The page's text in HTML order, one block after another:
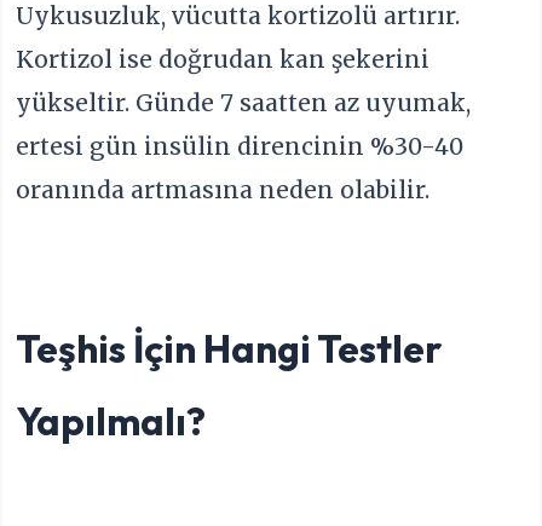
Uykusuzluk, vücutta kortizolü artırır.
Kortizol ise doğrudan kan şekerini
yükseltir. Günde 7 saatten az uyumak,
ertesi gün insülin direncinin %30-40
oranında artmasına neden olabilir.
Teşhis İçin Hangi Testler
Yapılmalı?